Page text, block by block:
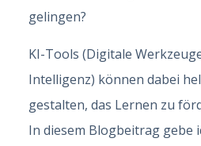
gelingen?
KI-Tools (Digitale
Intelligenz) können dabei
gestalten, das Lernen zu
In diesem Blogbeitrag gebe